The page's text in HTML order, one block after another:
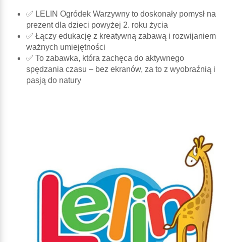
✅ LELIN Ogródek Warzywny to doskonały pomysł na
prezent dla dzieci powyżej 2. roku życia
✅ Łączy edukację z kreatywną zabawą i rozwijaniem
ważnych umiejętności
✅ To zabawka, która zachęca do aktywnego
spędzania czasu – bez ekranów, za to z wyobraźnią i
pasją do natury